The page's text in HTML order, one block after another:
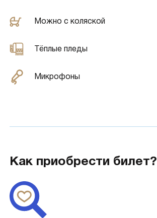
Можно с коляской
Тёплые пледы
Микрофоны
Как приобрести билет?